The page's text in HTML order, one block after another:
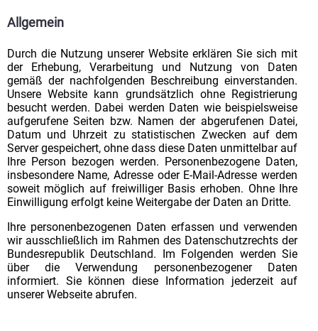
Allgemein
Durch die Nutzung unserer Website erklären Sie sich mit
der Erhebung, Verarbeitung und Nutzung von Daten
gemäß der nachfolgenden Beschreibung einverstanden.
Unsere Website kann grundsätzlich ohne Registrierung
besucht werden. Dabei werden Daten wie beispielsweise
aufgerufene Seiten bzw. Namen der abgerufenen Datei,
Datum und Uhrzeit zu statistischen Zwecken auf dem
Server gespeichert, ohne dass diese Daten unmittelbar auf
Ihre Person bezogen werden. Personenbezogene Daten,
insbesondere Name, Adresse oder E-Mail-Adresse werden
soweit möglich auf freiwilliger Basis erhoben. Ohne Ihre
Einwilligung erfolgt keine Weitergabe der Daten an Dritte.
Ihre personenbezogenen Daten erfassen und verwenden
wir ausschließlich im Rahmen des Datenschutzrechts der
Bundesrepublik Deutschland. Im Folgenden werden Sie
über die Verwendung personenbezogener Daten
informiert. Sie können diese Information jederzeit auf
unserer Webseite abrufen.